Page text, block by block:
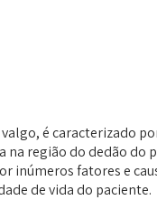
é caracterizado
na região do dedão do
inúmeros fatores e
de vida do paciente.